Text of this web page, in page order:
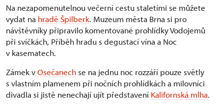
Na nezapomenutelnou večerní cestu staletími se můžete
vydat na hradě Špilberk. Muzeum města Brna si pro
návštěvníky připravilo komentované prohlídky Vodojemů
při svíčkách, Příběh hradu s degustací vína a Noc
v kasematech.
Zámek vOsečanech se na jednu noc rozzáří pouze světly
s vlastním plamenem při nočních prohlídkách a milovníci
divadla si jistě nenechají ujít představení Kalifornská mlha.